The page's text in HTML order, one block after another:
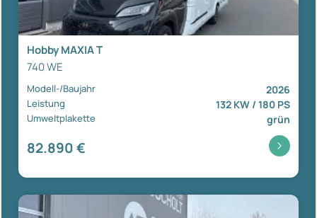
Hobby MAXIA T
740 WE
Modell-/Baujahr 2026
Leistung 132 KW / 180 PS
Umweltplakette grün
82.890 €